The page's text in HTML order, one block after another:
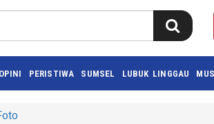
OPINI PERISTIWA SUMSEL LUBUK LINGGAU